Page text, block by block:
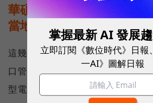
華碩法說重點三：印度管
當地已布局生產線
這幾天科技界的話題焦點在於印
口管制政策，進口商必須申請許
型電腦、平板電腦、個人電腦和
掌握最新 AI 發展趨
立即訂閱《數位時代》日報
一AI》圖解日報